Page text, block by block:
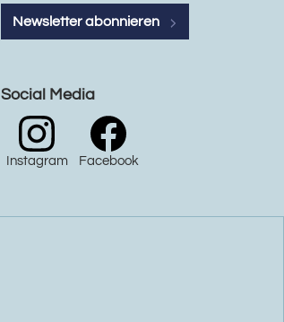
Newsletter abonnieren
Social Media
Instagram Facebook